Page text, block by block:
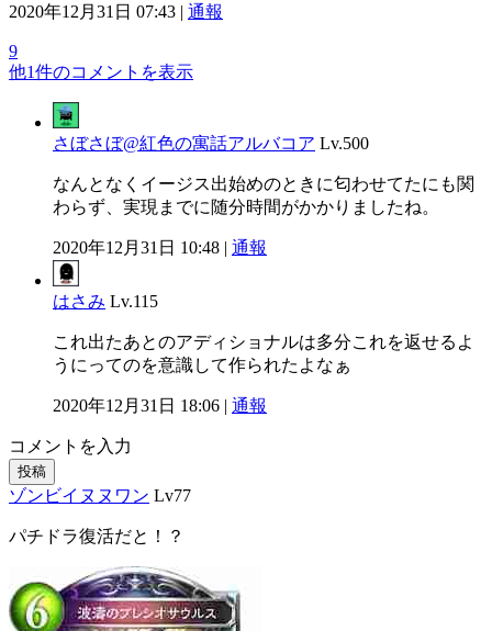
2020年12月31日 07:43 | 通報
9
他1件のコメントを表示
さぼさぼ@紅色の寓話アルバコア Lv.500
なんとなくイージス出始めのときに匂わせてたにも関
わらず、実現までに随分時間がかかりましたね。
2020年12月31日 10:48 | 通報
はさみ Lv.115
これ出たあとのアディショナルは多分これを返せるよ
うにってのを意識して作られたよなぁ
2020年12月31日 18:06 | 通報
コメントを入力
投稿
ゾンビイヌヌワン Lv77
パチドラ復活だと！？